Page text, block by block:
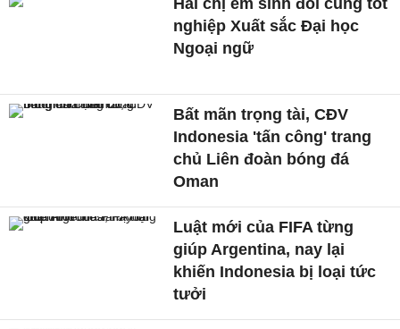
Hai chị em sinh đôi cùng tốt
nghiệp Xuất sắc Đại học
Ngoại ngữ
Bất mãn trọng tài, CĐV
Indonesia 'tấn công' trang
chủ Liên đoàn bóng đá
Oman
Luật mới của FIFA từng
giúp Argentina, nay lại
khiến Indonesia bị loại tức
tưởi